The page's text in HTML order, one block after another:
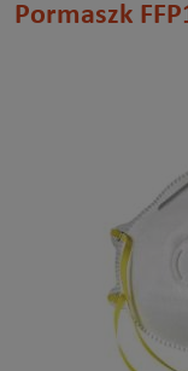
Pormaszk